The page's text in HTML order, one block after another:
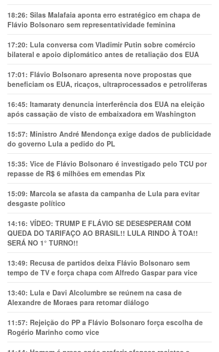
18:26: Silas Malafaia aponta erro estratégico em chapa de
Flávio Bolsonaro sem representatividade feminina
17:20: Lula conversa com Vladimir Putin sobre comércio
bilateral e apoio diplomático antes de retaliação dos EUA
17:01: Flávio Bolsonaro apresenta nove propostas que
beneficiam os EUA, ricaços, ultraprocessados e petrolíferas
16:45: Itamaraty denuncia interferência dos EUA na eleição
após cassação de visto de embaixadora em Washington
15:57: Ministro André Mendonça exige dados de publicidade
do governo Lula a pedido do PL
15:35: Vice de Flávio Bolsonaro é investigado pelo TCU por
repasse de R$ 6 milhões em emendas Pix
15:09: Marcola se afasta da campanha de Lula para evitar
desgaste político
14:16: VÍDEO: TRUMP E FLÁVIO SE DESESPERAM COM
QUEDA DO TARIFAÇO AO BRASIL!! LULA RINDO À TOA!!
SERÁ NO 1° TURNO!!
13:49: Recusa de partidos deixa Flávio Bolsonaro sem
tempo de TV e força chapa com Alfredo Gaspar para vice
13:40: Lula e Davi Alcolumbre se reúnem na casa de
Alexandre de Moraes para retomar diálogo
11:57: Rejeição do PP a Flávio Bolsonaro força escolha de
Rogério Marinho como vice